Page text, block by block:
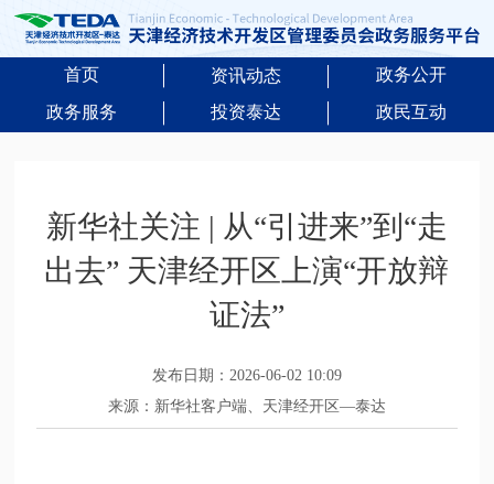
首页 资讯动态
政务公开
政务服务
投资泰达 政民互动
新华社关注 | 从“引进来”到“走
出去” 天津经开区上演“开放辩
证法”
发布日期：2026-06-02 10:09
来源：新华社客户端、天津经开区—泰达